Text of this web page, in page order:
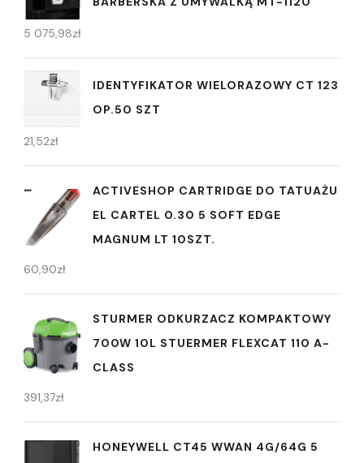
5 075,98zł
IDENTYFIKATOR WIELORAZOWY CT 123
OP.50 SZT
21,52zł
ACTIVESHOP CARTRIDGE DO TATUAŻU
EL CARTEL 0.30 5 SOFT EDGE
MAGNUM LT 10SZT.
60,90zł
STURMER ODKURZACZ KOMPAKTOWY
700W 10L STUERMER FLEXCAT 110 A-
CLASS
391,37zł
HONEYWELL CT45 WWAN 4G/64G 5